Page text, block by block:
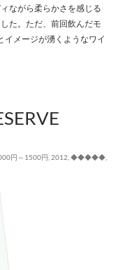
ながら柔らかさを感じる
た。ただ、前回飲んだモ
イメージが湧くようなワイ
円～1500円 2012 ◆◆◆◆◆